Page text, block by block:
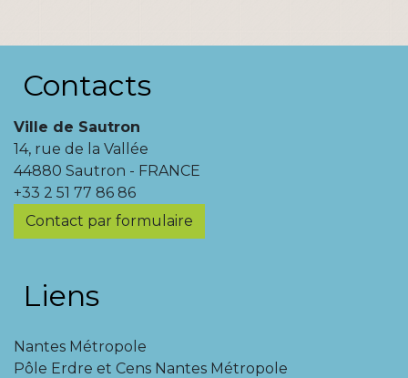
Contacts
Ville de Sautron
14, rue de la Vallée
44880 Sautron - FRANCE
+33 2 51 77 86 86
Contact par formulaire
Liens
Nantes Métropole
Pôle Erdre et Cens Nantes Métropole